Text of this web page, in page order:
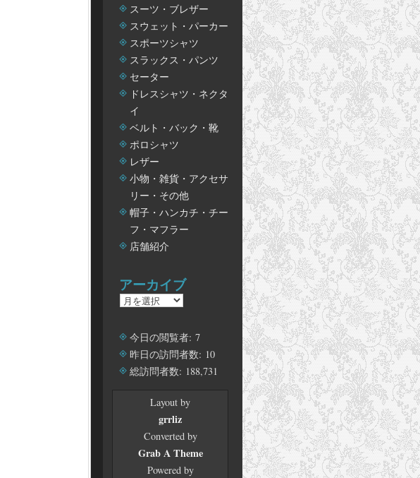
スーツ・ブレザー
スウェット・パーカー
スポーツシャツ
スラックス・パンツ
セーター
ドレスシャツ・ネクタ
イ
ベルト・バック・靴
ポロシャツ
レザー
小物・雑貨・アクセサ
リー・その他
帽子・ハンカチ・チー
フ・マフラー
店舗紹介
アーカイブ
ア
カ
イ
ブ
今日の閲覧者: 7
昨日の訪問者数: 10
総訪問者数: 188,731
Layout by
grrliz
Converted by
Grab A Theme
Powered by